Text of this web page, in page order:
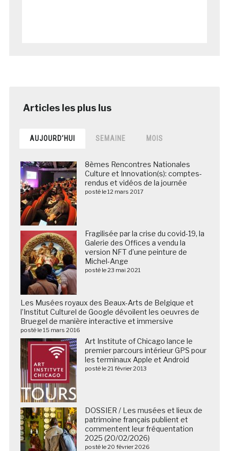
AUJOURD’HUI SEMAINE MOIS
8èmes Rencontres Nationales
Culture et Innovation(s): comptes-
rendus et vidéos de la journée
posté le 12 mars 2017
Fragilisée par la crise du covid-19, la
Galerie des Offices a vendu la
version NFT d’une peinture de
Michel-Ange
posté le 23 mai 2021
Les Musées royaux des Beaux-Arts de Belgique et
l’Institut Culturel de Google dévoilent les oeuvres de
Bruegel de manière interactive et immersive
posté le 15 mars 2016
Art Institute of Chicago lance le
premier parcours intérieur GPS pour
les terminaux Apple et Android
posté le 21 février 2013
DOSSIER / Les musées et lieux de
patrimoine français publient et
commentent leur fréquentation
2025 (20/02/2026)
posté le 20 février 2026